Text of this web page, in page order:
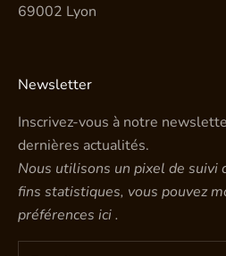
69002 Lyon
Newsletter
Inscrivez-vous à notre
dernières actualités.
Nous utilisons un pixel de suivi
fins statistiques, vous pouvez
préférences ici.